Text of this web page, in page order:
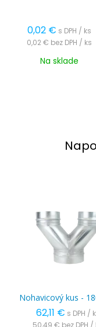
0,02 € s DPH / ks
0,02 € bez DPH / ks
Na sklade
Nohavicový kus -
62,11 € s DPH /
50,49 € bez DPH /